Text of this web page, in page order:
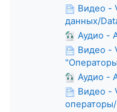
Видео -
данных/
Аудио -
Видео -
Аудио -
Видео -